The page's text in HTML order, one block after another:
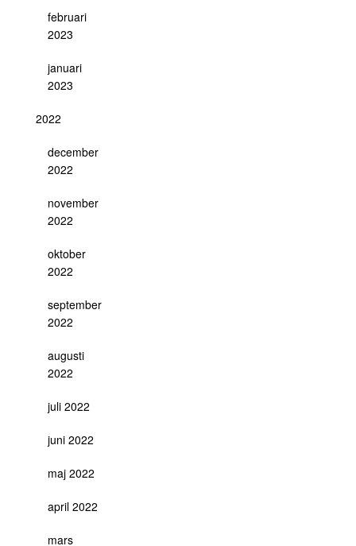
februari
2023
januari
2023
2022
december
2022
november
2022
oktober
2022
september
2022
augusti
2022
juli 2022
juni 2022
maj 2022
april 2022
mars